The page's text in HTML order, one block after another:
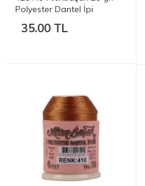
Polyester Dantel İpi
35.00 TL